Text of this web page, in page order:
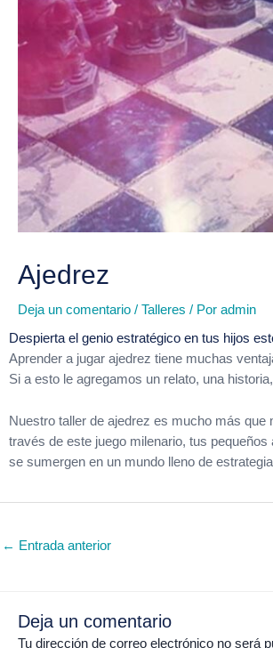
Ajedrez
Deja un comentario / Talleres / Por admin
Despierta el genio estratégico en tus hijos
Aprender a jugar ajedrez tiene muchas
Si a esto le agregamos un relato, una
Nuestro taller de ajedrez es mucho más que
través de este juego milenario, tus
se sumergen en un mundo lleno de
← Entrada anterior
Deja un comentario
Tu dirección de correo electrónico no será